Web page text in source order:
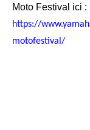
Moto Festival ici :
https://
motofestival/